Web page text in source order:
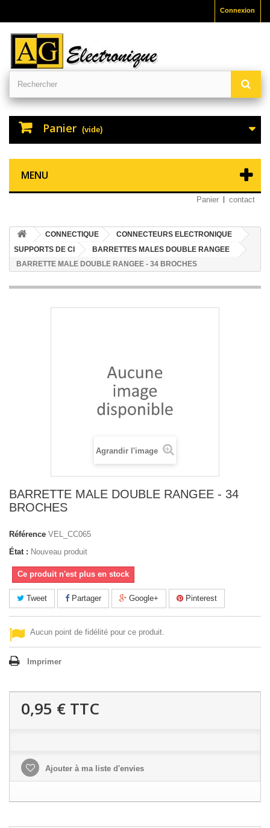
Connexion
Panier (vide)
MENU
Panier contact
CONNECTIQUE
CONNECTEURS ELECTRONIQUE
SUPPORTS DE CI
BARRETTES MALES DOUBLE RANGEE
BARRETTE MALE DOUBLE RANGEE - 34 BROCHES
Agrandir l'image
BARRETTE MALE DOUBLE RANGEE - 34
BROCHES
Référence VEL_CC065
État : Nouveau produit
Ce produit n'est plus en stock
Tweet Partager Google+ Pinterest
Aucun point de fidélité pour ce produit.
Imprimer
0,95 € TTC
Ajouter à ma liste d'envies